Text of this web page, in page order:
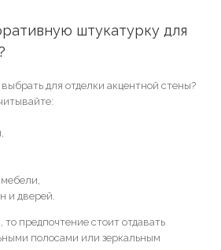
штукатурку для
для отделки акцентной стены?
и дверей.
предпочтение стоит отдавать
полосами или зеркальным